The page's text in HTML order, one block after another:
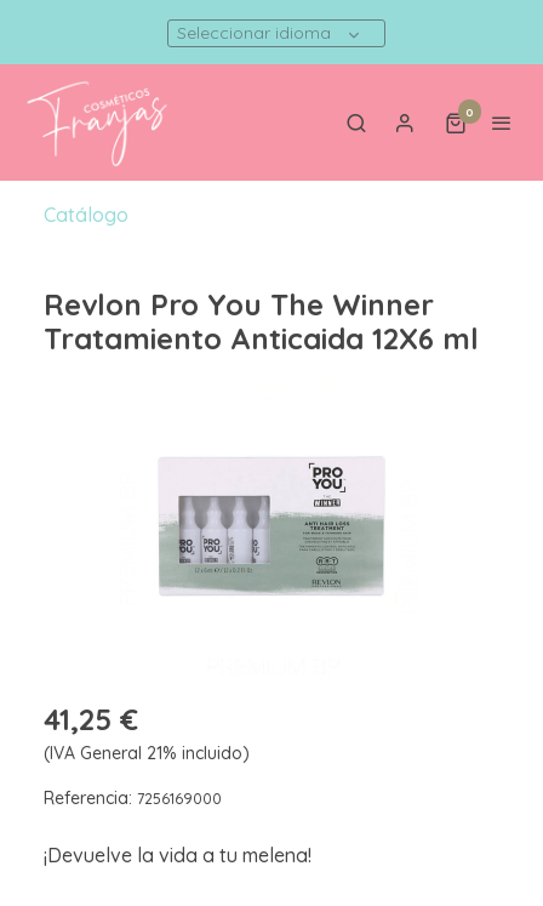
Seleccionar idioma
0
Catálogo
Revlon Pro You The Winner
Tratamiento Anticaida 12X6 ml
41,25 €
(IVA General 21% incluido)
Referencia: 7256169000
¡Devuelve la vida a tu melena!